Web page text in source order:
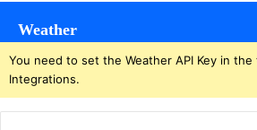
Weather
You need to set the Weather API Key in
Integrations.